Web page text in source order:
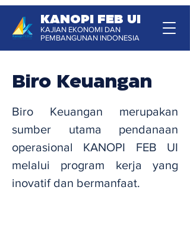
KANOPI FEB UI
KAJIAN EKONOMI DAN
PEMBANGUNAN INDONESIA
Biro Keuangan
Biro Keuangan merupakan
sumber utama pendanaan
operasional KANOPI FEB UI
melalui program kerja yang
inovatif dan bermanfaat.